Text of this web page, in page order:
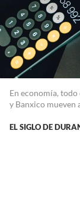
En economía, todo
y Banxico mueven
EL SIGLO DE